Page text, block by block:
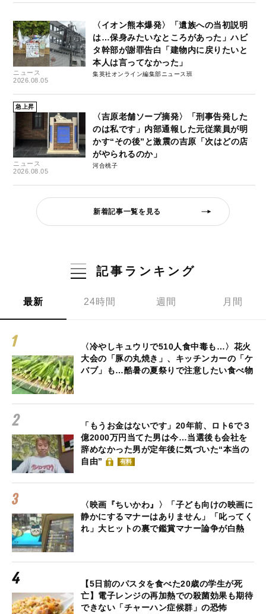
ニュース
2026.08.05
〈イオン熊本爆発〉「遺族への当初説明
は…保身みたいなところがあった」ハビ
タ幹部が謝罪告白「建物内に戻りたいと
本人は言ってなかった」
集英社オンライン編集部ニュース班
急上昇
ニュース
2026.08.05
〈吉原老舗ソープ摘発〉「刑事告発した
のは私です」内部通報した元従業員が明
かす“その後”と激震の吉原「次はどの店
がやられるのか」
河合桃子
新着記事一覧を見る
記事ランキング
最新 24時間 週間 月間
〈冷やしキュウリで510人食中毒も…〉花火
大会の「豚の丸焼き」、キッチンカーの「ケ
バブ」も…酷暑の夏祭りで注意したい食べ物
「もうお金はないです」20年前、ロト6で３
億2000万円当てた男は今…当選後も会社を
辞めなかった男が定年後に気づいた“本当の
自由”
有料
〈映画『ちいかわ』〉「子ども向けの映画に
静かにするマナーはありません」「叱ってく
れ」大ヒットの裏で鑑賞マナー論争が白熱
【5日前のパスタを食べた20歳の学生が死
亡】電子レンジの再加熱での殺菌効果も期待
できない「チャーハン症候群」の恐怖